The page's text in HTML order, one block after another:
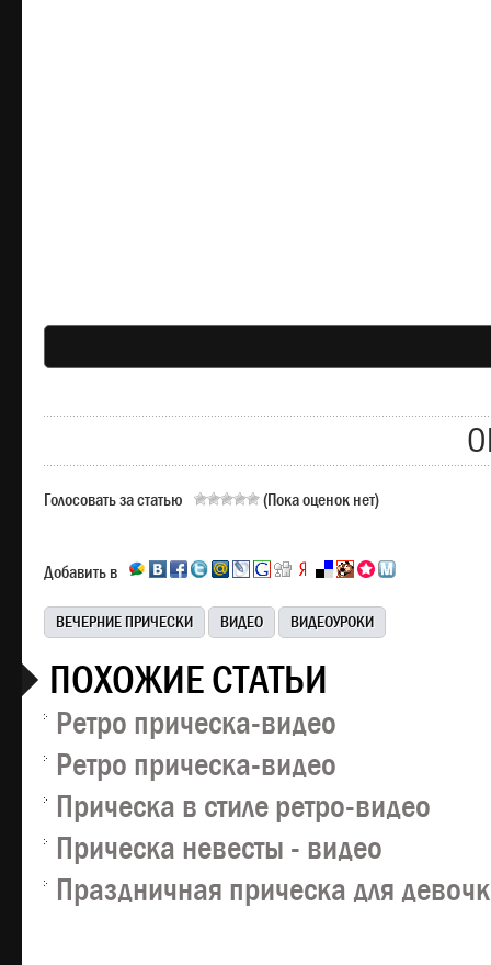
Голосовать за статью (Пока оценок нет)
Добавить в
ВЕЧЕРНИЕ ПРИЧЕСКИ ВИДЕО ВИДЕОУРОКИ
ПОХОЖИЕ СТАТЬИ
Ретро прическа-видео
Ретро прическа-видео
Прическа в стиле ретро-видео
Прическа невесты - видео
Праздничная прическа для